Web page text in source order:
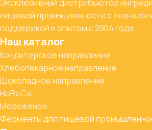
Эксклюзивный дистрибьютор
пищевой промышленности с
поддержкой и опытом с 2004 года.
Наш каталог
Кондитерское направление
Хлебопекарное направление
Шоколадное направление
HoReCa
Мороженое
Ферменты для пищевой